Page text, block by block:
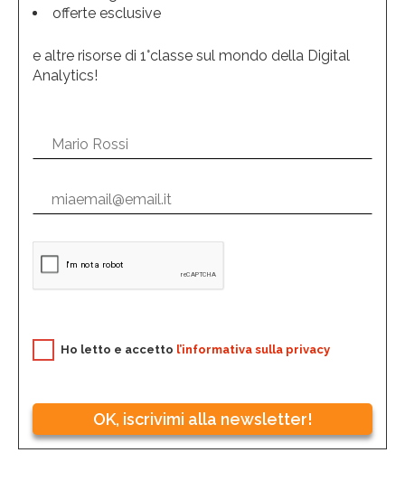
offerte esclusive
e altre risorse di 1°classe sul mondo della Digital
Analytics!
Ho letto e accetto l’informativa sulla privacy
OK, iscrivimi alla newsletter!